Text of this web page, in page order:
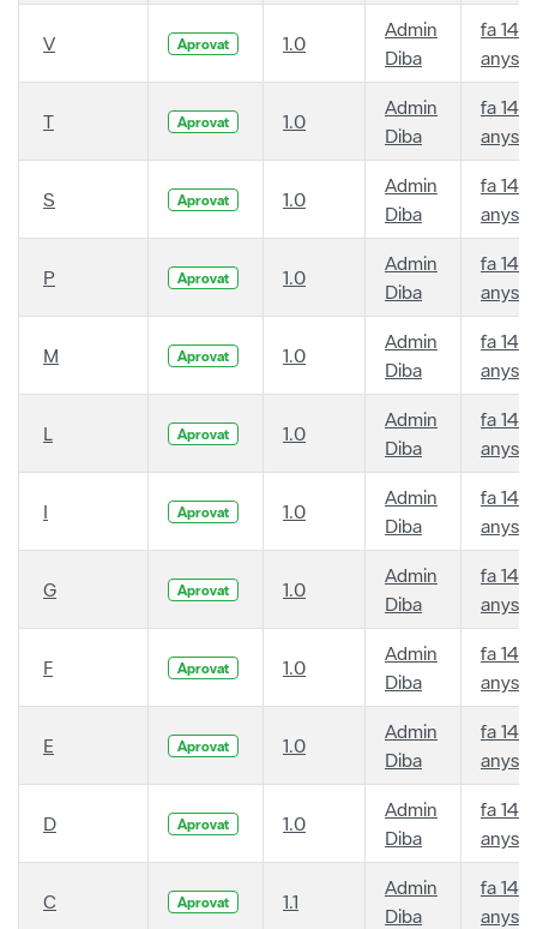
V Aprovat 1.0
Admin
Diba
fa 14
anys
T Aprovat 1.0
Admin
Diba
fa 14
anys
S Aprovat 1.0
Admin
Diba
fa 14
anys
P Aprovat 1.0
Admin
Diba
fa 14
anys
M Aprovat 1.0
Admin
Diba
fa 14
anys
L Aprovat 1.0
Admin
Diba
fa 14
anys
I Aprovat 1.0
Admin
Diba
fa 14
anys
G Aprovat 1.0
Admin
Diba
fa 14
anys
F Aprovat 1.0
Admin
Diba
fa 14
anys
E Aprovat 1.0
Admin
Diba
fa 14
anys
D Aprovat 1.0
Admin
Diba
fa 14
anys
C Aprovat 1.1
Admin
Diba
fa 14
anys